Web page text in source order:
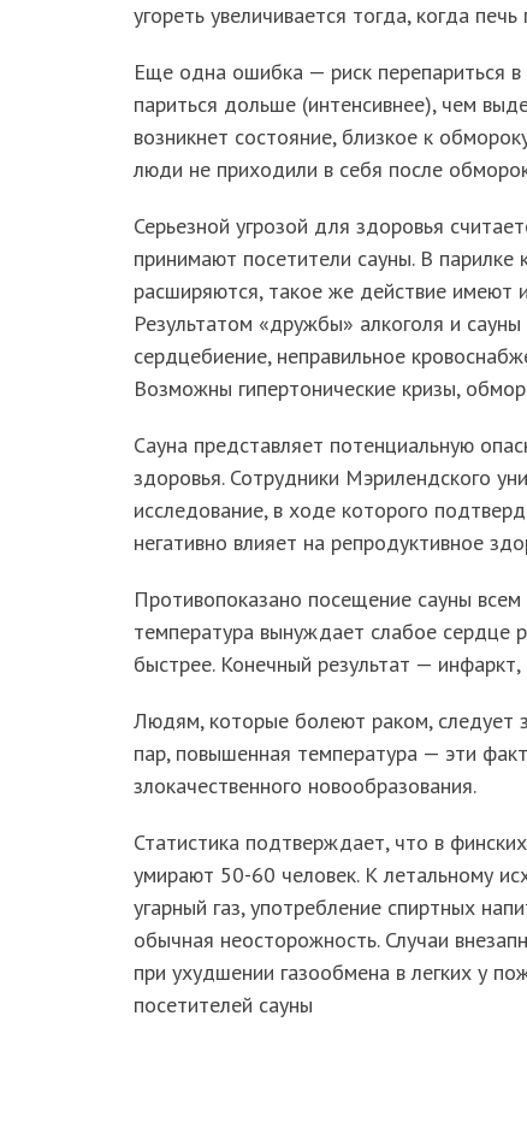
угореть увеличивается тогда, когда
Еще одна ошибка — риск перепариться в
париться дольше (интенсивнее), чем
возникнет состояние, близкое к
люди не приходили в себя после
Серьезной угрозой для здоровья
принимают посетители сауны. В парилке
расширяются, такое же действие имеют
Результатом «дружбы» алкоголя и
сердцебиение, неправильное
Возможны гипертонические кризы,
Сауна представляет потенциальную
здоровья. Сотрудники Мэрилендского
исследование, в ходе которого
негативно влияет на репродуктивное
Противопоказано посещение сауны
температура вынуждает слабое сердце
быстрее. Конечный результат — инфаркт,
Людям, которые болеют раком, следует
пар, повышенная температура — эти
злокачественного новообразования.
Статистика подтверждает, что в
умирают 50-60 человек. К летальному
угарный газ, употребление спиртных
обычная неосторожность. Случаи
при ухудшении газообмена в легких у
посетителей сауны